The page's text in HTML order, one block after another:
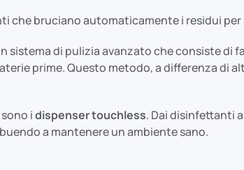
bruciano automaticamente i residui per
di pulizia avanzato che consiste di
prime. Questo metodo, a differenza di
idispenser touchless. Dai disinfettanti
a mantenere un ambiente sano.